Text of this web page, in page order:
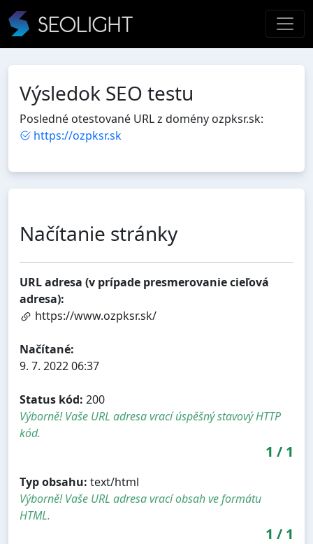
Výsledok SEO testu
Posledné otestované URL z domény ozpksr.sk:
https://ozpksr.sk
Načítanie stránky
URL adresa (v prípade presmerovanie cieľová
adresa):
https://www.ozpksr.sk/
Načítané:
9. 7. 2022 06:37
Status kód: 200
Výborně! Vaše URL adresa vrací úspěšný stavový HTTP
kód.
1 / 1
Typ obsahu: text/html
Výborně! Vaše URL adresa vrací obsah ve formátu
HTML.
1 / 1